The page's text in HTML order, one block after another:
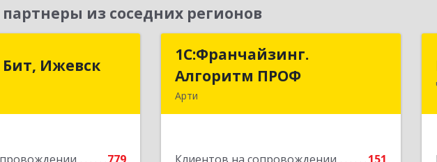
из соседних регионов
Ижевск
Бит, Ижевск
Респ, Ижевск г,
1С:Франчайзинг.
Алгоритм ПРОФ
Арти
1С:Франчайзинг.
Алгоритм ПРОФ